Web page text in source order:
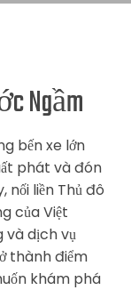
Ngầm
bến xe lớn
phát và đón
nối liền Thủ đô
của Việt
và dịch vụ
thành điểm
khám phá